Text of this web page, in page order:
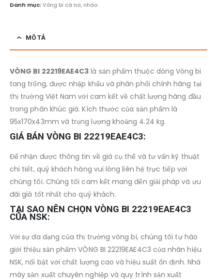
Danh mục:Vòng bi cà na, nhào
MÔ TẢ
VÒNG BI 22219EAE4C3 là sản phẩm thuộc dòng Vòng bi
tang trống, được nhập khẩu và phân phối chính hãng tại
thị trường Việt Nam với cam kết về chất lượng hàng đầu
trong phân khúc giá. Kích thước của sản phẩm là
95x170x43mm và trọng lượng khoảng 4.24 kg.
GIÁ BÁN VÒNG BI 22219EAE4C3:
Để nhận được thông tin về giá cụ thể và tư vấn kỹ thuật
chi tiết, quý khách hàng vui lòng liên hệ trực tiếp với
chúng tôi. Chúng tôi cam kết mang đến giải pháp và ưu
đãi giá tốt nhất cho quý khách.
TẠI SAO NÊN CHỌN VÒNG BI 22219EAE4C3
CỦA NSK:
Với sự đa dạng của thị trường vòng bi, chúng tôi tự hào
giới thiệu sản phẩm VÒNG BI 22219EAE4C3 của nhãn hiệu
NSK, nổi bật với chất lượng cao và hiệu suất ổn định. Nhà
máy sản xuất chuyên nghiệp và quy trình sản xuất